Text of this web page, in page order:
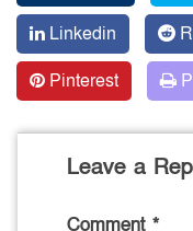
Linkedin
Pinterest
Leave a
Comment *